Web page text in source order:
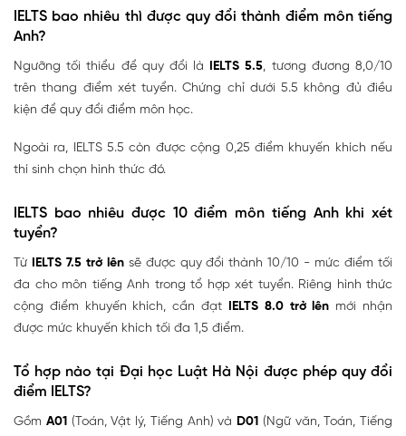
IELTS bao nhiêu thì được quy đổi thành điểm môn tiếng
Anh?
Ngưỡng tối thiểu để quy đổi là IELTS 5.5, tương đương 8,0/10
trên thang điểm xét tuyển. Chứng chỉ dưới 5.5 không đủ điều
kiện để quy đổi điểm môn học.
Ngoài ra, IELTS 5.5 còn được cộng 0,25 điểm khuyến khích nếu
thí sinh chọn hình thức đó.
IELTS bao nhiêu được 10 điểm môn tiếng Anh khi xét
tuyển?
Từ IELTS 7.5 trở lênsẽ được quy đổi thành 10/10 - mức điểm tối
đa cho môn tiếng Anh trong tổ hợp xét tuyển. Riêng hình thức
cộng điểm khuyến khích, cần đạt IELTS 8.0 trở lên mới nhận
được mức khuyến khích tối đa 1,5 điểm.
Tổ hợp nào tại Đại học Luật Hà Nội được phép quy đổi
điểm IELTS?
Gồm A01(Toán, Vật lý, Tiếng Anh) và D01 (Ngữ văn, Toán, Tiếng